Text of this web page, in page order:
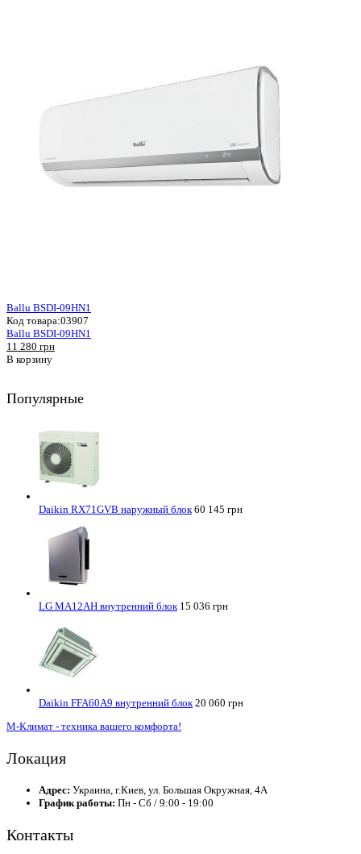
Ballu BSDI-09HN1
Код товара:03907
Ballu BSDI-09HN1
11 280 грн
В корзину
Популярные
Daikin RX71GVB наружный блок 60 145 грн
LG MA12AH внутренний блок 15 036 грн
Daikin FFA60A9 внутренний блок 20 060 грн
М-Климат - техника вашего комфорта!
Локация
Адрес: Украина, г.Киев, ул. Большая Окружная, 4А
График работы: Пн - Сб / 9:00 - 19:00
Контакты